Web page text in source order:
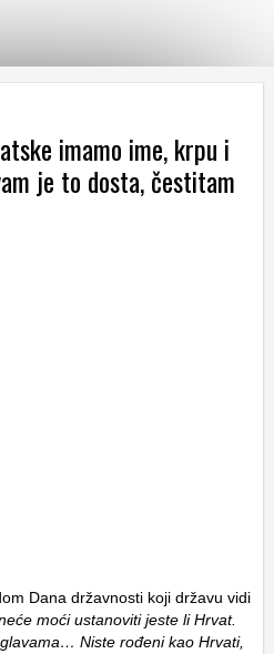
imamo ime, krpu i
je to dosta, čestitam
Dana državnosti koji državu vidi
moći ustanoviti jeste li Hrvat.
Niste rođeni kao Hrvati,